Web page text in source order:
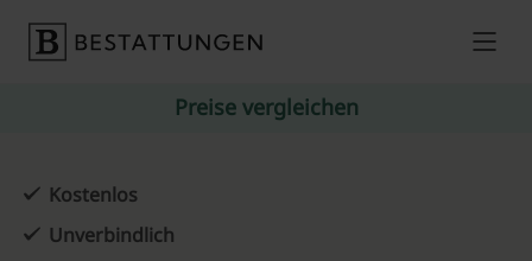
Preise vergleichen
Kostenlos
Unverbindlich